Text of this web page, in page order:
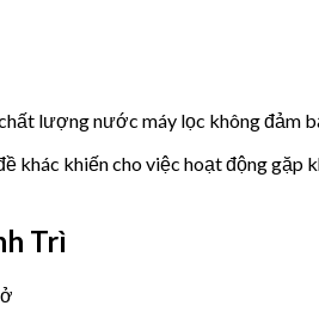
lượng nước máy lọc không đảm
khiến cho việc hoạt động gặp
Trì